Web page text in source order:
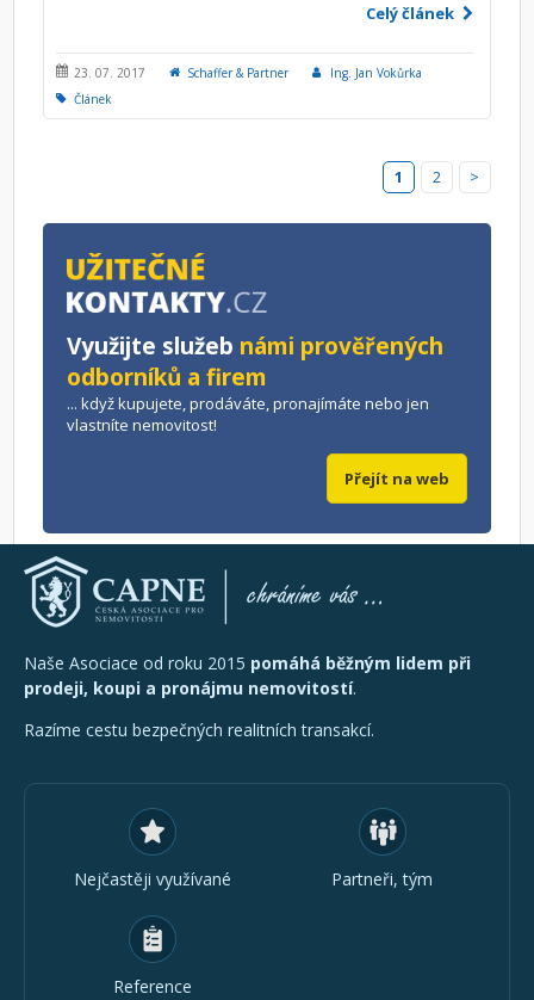
obytného prostoru do 120 m2, stavba rodinného
ubytování příslušníků bezpečnostních sborů ...
Celý článek
23. 07. 2017 Schaffer & Partner
Ing. Jan Vokůrka
Článek
1 2 >
Využijte služeb námi prověřených
odborníků a firem
... když kupujete, prodáváte, pronajímáte nebo jen
vlastníte nemovitost!
Přejít na web
Naše Asociace od roku 2015 pomáhá běžným lidem při
prodeji, koupi a pronájmu nemovitostí.
Razíme cestu bezpečných realitních transakcí.
Nejčastěji využívané Partneři, tým
Reference